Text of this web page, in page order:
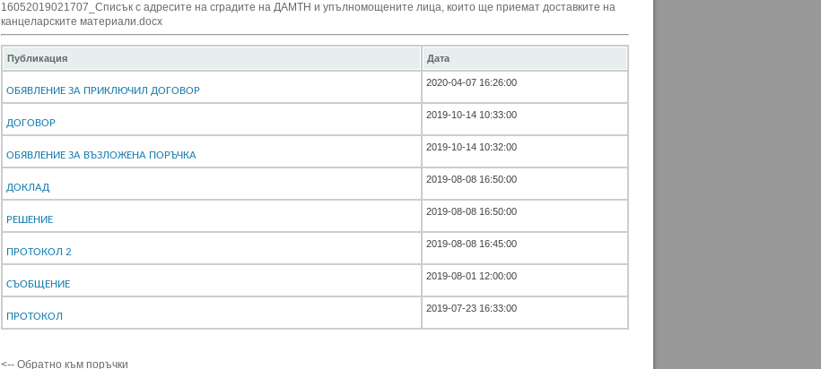
16052019021707_Списък с адресите на сградите на ДАМТН и упълномощените лица, които ще приемат доставките на
канцеларските материали.docx
Публикация Дата
ОБЯВЛЕНИЕ ЗА ПРИКЛЮЧИЛ ДОГОВОР
2020-04-07 16:26:00
ДОГОВОР
2019-10-14 10:33:00
ОБЯВЛЕНИЕ ЗА ВЪЗЛОЖЕНА ПОРЪЧКА
2019-10-14 10:32:00
ДОКЛАД
2019-08-08 16:50:00
РЕШЕНИЕ
2019-08-08 16:50:00
ПРОТОКОЛ 2
2019-08-08 16:45:00
СЪОБЩЕНИЕ
2019-08-01 12:00:00
ПРОТОКОЛ
2019-07-23 16:33:00
<-- Обратно към поръчки